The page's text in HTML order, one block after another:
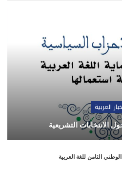
العربية
الانتخابات التشريعية
الثامن للغة العربية